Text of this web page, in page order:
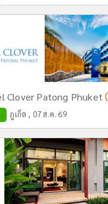
Clover Patong Phuket
ภูเก็ต , 07 ส.ค. 69